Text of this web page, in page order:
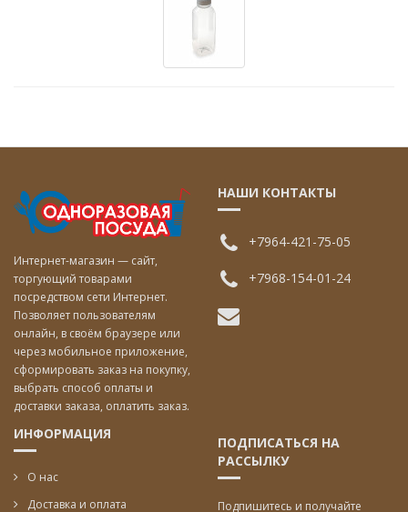
Интернет-магазин — сайт,
торгующий товарами
посредством сети Интернет.
Позволяет пользователям
онлайн, в своём браузере или
через мобильное приложение,
сформировать заказ на покупку,
выбрать способ оплаты и
доставки заказа, оплатить заказ.
НАШИ КОНТАКТЫ
+7964-421-75-05
+7968-154-01-24
ИНФОРМАЦИЯ
О нас
Доставка и оплата
ПОДПИСАТЬСЯ НА
РАССЫЛКУ
Подпишитесь и получайте